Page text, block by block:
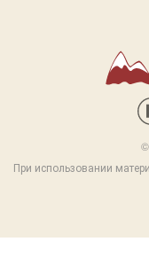
При использовании